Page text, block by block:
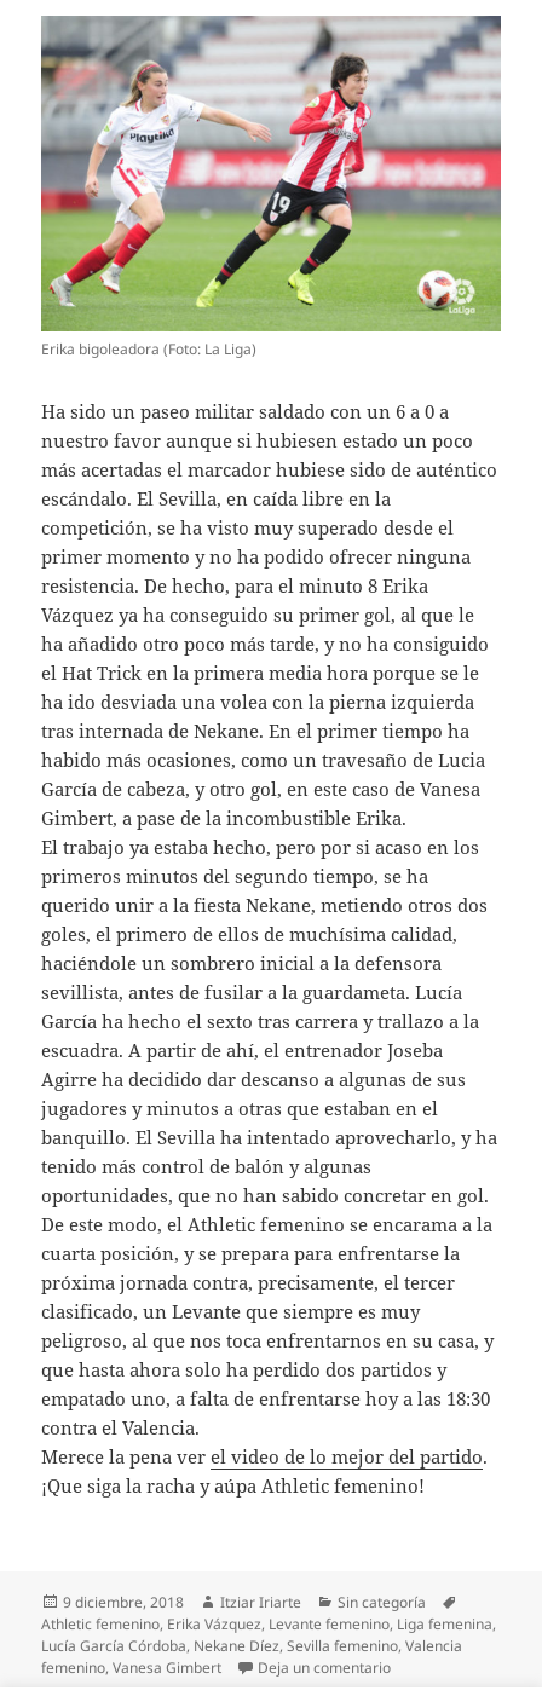
Erika bigoleadora (Foto: La Liga)
Ha sido un paseo militar saldado con un 6 a 0 a
nuestro favor aunque si hubiesen estado un poco
más acertadas el marcador hubiese sido de auténtico
escándalo. El Sevilla, en caída libre en la
competición, se ha visto muy superado desde el
primer momento y no ha podido ofrecer ninguna
resistencia. De hecho, para el minuto 8 Erika
Vázquez ya ha conseguido su primer gol, al que le
ha añadido otro poco más tarde, y no ha consiguido
el Hat Trick en la primera media hora porque se le
ha ido desviada una volea con la pierna izquierda
tras internada de Nekane. En el primer tiempo ha
habido más ocasiones, como un travesaño de Lucia
García de cabeza, y otro gol, en este caso de Vanesa
Gimbert, a pase de la incombustible Erika.
El trabajo ya estaba hecho, pero por si acaso en los
primeros minutos del segundo tiempo, se ha
querido unir a la fiesta Nekane, metiendo otros dos
goles, el primero de ellos de muchísima calidad,
haciéndole un sombrero inicial a la defensora
sevillista, antes de fusilar a la guardameta. Lucía
García ha hecho el sexto tras carrera y trallazo a la
escuadra. A partir de ahí, el entrenador Joseba
Agirre ha decidido dar descanso a algunas de sus
jugadores y minutos a otras que estaban en el
banquillo. El Sevilla ha intentado aprovecharlo, y ha
tenido más control de balón y algunas
oportunidades, que no han sabido concretar en gol.
De este modo, el Athletic femenino se encarama a la
cuarta posición, y se prepara para enfrentarse la
próxima jornada contra, precisamente, el tercer
clasificado, un Levante que siempre es muy
peligroso, al que nos toca enfrentarnos en su casa, y
que hasta ahora solo ha perdido dos partidos y
empatado uno, a falta de enfrentarse hoy a las 18:30
contra el Valencia.
Merece la pena verel video de lo mejor del partido.
¡Que siga la racha y aúpa Athletic femenino!
Publicado
el
9 diciembre, 2018 Autor
Itziar Iriarte Categorías
Sin categoría
Athletic femenino, Erika Vázquez, Levante femenino, Liga femenina,
Lucía García Córdoba, Nekane Díez,Sevilla femenino,Valencia
femenino,Vanesa Gimbert Deja un comentarioen Sexta victoria